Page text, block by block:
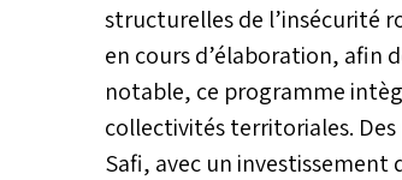
structurelles de l’insécurité
en cours d’élaboration, afin
notable, ce programme
collectivités territoriales.
Safi, avec un investissement